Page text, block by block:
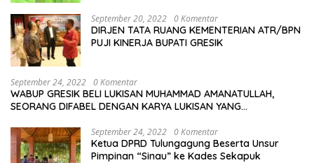
September 20, 2022 0 Komentar
DIRJEN TATA RUANG KEMENTERIAN ATR/BPN
PUJI KINERJA BUPATI GRESIK
September 24, 2022 0 Komentar
WABUP GRESIK BELI LUKISAN MUHAMMAD AMANATULLAH,
SEORANG DIFABEL DENGAN KARYA LUKISAN YANG
September 24, 2022 0 Komentar
Ketua DPRD Tulungagung Beserta Unsur
Pimpinan “Sinau” ke Kades Sekapuk